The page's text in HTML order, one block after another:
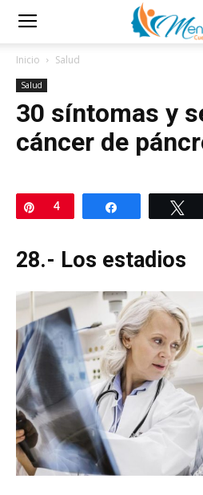
Inicio Salud
Salud
30 síntomas y
cáncer de
Pin
4 Compartir
28.- Los estadios